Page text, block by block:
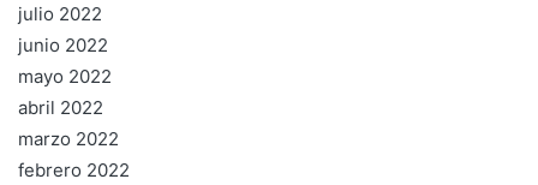
julio 2022
junio 2022
mayo 2022
abril 2022
marzo 2022
febrero 2022